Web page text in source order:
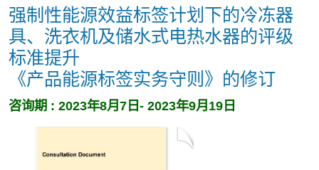
强制性能源效益标签计划下的冷冻器
具、洗衣机及储水式电热水器的评级
标准提升
《产品能源标签实务守则》的修订
咨询期 : 2023年8月7日- 2023年9月19日